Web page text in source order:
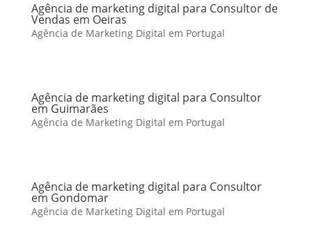
Agência de marketing digital para Consultor de
Vendas em Oeiras
Agência de Marketing Digital em Portugal
Agência de marketing digital para Consultor
em Guimarães
Agência de Marketing Digital em Portugal
Agência de marketing digital para Consultor
em Gondomar
Agência de Marketing Digital em Portugal